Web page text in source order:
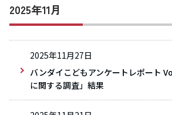
2025年11月
2025年11月27日
バンダイこどもアンケートレポート
に関する調査」結果